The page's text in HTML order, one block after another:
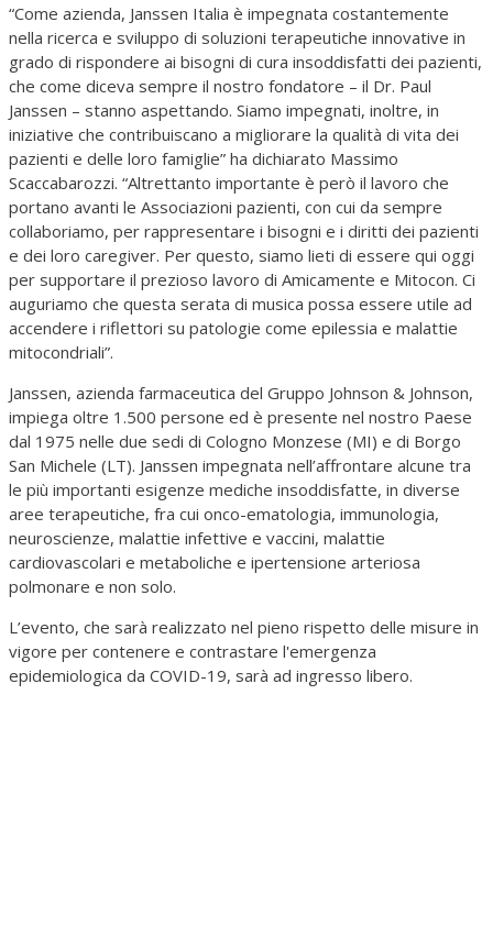
“Come azienda, Janssen Italia è impegnata costantemente
nella ricerca e sviluppo di soluzioni terapeutiche innovative in
grado di rispondere ai bisogni di cura insoddisfatti dei pazienti,
che come diceva sempre il nostro fondatore – il Dr. Paul
Janssen – stanno aspettando. Siamo impegnati, inoltre, in
iniziative che contribuiscano a migliorare la qualità di vita dei
pazienti e delle loro famiglie” ha dichiarato Massimo
Scaccabarozzi. “Altrettanto importante è però il lavoro che
portano avanti le Associazioni pazienti, con cui da sempre
collaboriamo, per rappresentare i bisogni e i diritti dei pazienti
e dei loro caregiver. Per questo, siamo lieti di essere qui oggi
per supportare il prezioso lavoro di Amicamente e Mitocon. Ci
auguriamo che questa serata di musica possa essere utile ad
accendere i riflettori su patologie come epilessia e malattie
mitocondriali”.
Janssen, azienda farmaceutica del Gruppo Johnson & Johnson,
impiega oltre 1.500 persone ed è presente nel nostro Paese
dal 1975 nelle due sedi di Cologno Monzese (MI) e di Borgo
San Michele (LT). Janssen impegnata nell’affrontare alcune tra
le più importanti esigenze mediche insoddisfatte, in diverse
aree terapeutiche, fra cui onco-ematologia, immunologia,
neuroscienze, malattie infettive e vaccini, malattie
cardiovascolari e metaboliche e ipertensione arteriosa
polmonare e non solo.
L’evento, che sarà realizzato nel pieno rispetto delle misure in
vigore per contenere e contrastare l'emergenza
epidemiologica da COVID-19, sarà ad ingresso libero.